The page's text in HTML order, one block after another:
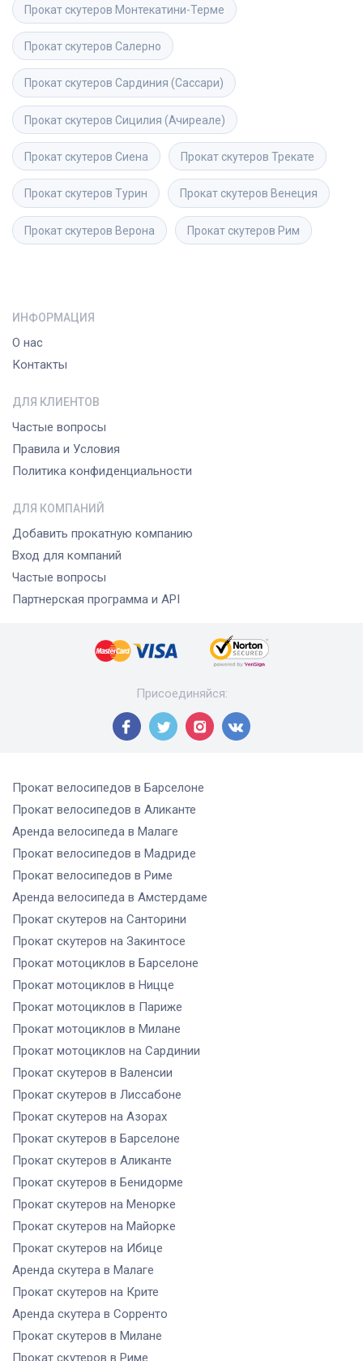
Прокат скутеров Монтекатини-Терме
Прокат скутеров Салерно
Прокат скутеров Сардиния (Сассари)
Прокат скутеров Сицилия (Ачиреале)
Прокат скутеров Сиена Прокат скутеров Трекате
Прокат скутеров Турин Прокат скутеров Венеция
Прокат скутеров Верона Прокат скутеров Рим
ИНФОРМАЦИЯ
О нас
Контакты
ДЛЯ КЛИЕНТОВ
Частые вопросы
Правила и Условия
Политика конфиденциальности
ДЛЯ КОМПАНИЙ
Добавить прокатную компанию
Вход для компаний
Частые вопросы
Партнерская программа и API
Присоединяйся:
Прокат велосипедов в Барселоне
Прокат велосипедов в Аликанте
Аренда велосипеда в Малаге
Прокат велосипедов в Мадриде
Прокат велосипедов в Риме
Аренда велосипеда в Амстердаме
Прокат скутеров на Санторини
Прокат скутеров на Закинтосе
Прокат мотоциклов в Барселоне
Прокат мотоциклов в Ницце
Прокат мотоциклов в Париже
Прокат мотоциклов в Милане
Прокат мотоциклов на Сардинии
Прокат скутеров в Валенсии
Прокат скутеров в Лиссабоне
Прокат скутеров на Азорах
Прокат скутеров в Барселоне
Прокат скутеров в Аликанте
Прокат скутеров в Бенидорме
Прокат скутеров на Менорке
Прокат скутеров на Майорке
Прокат скутеров на Ибице
Аренда скутера в Малаге
Прокат скутеров на Крите
Аренда скутера в Сорренто
Прокат скутеров в Милане
Прокат скутеров в Риме